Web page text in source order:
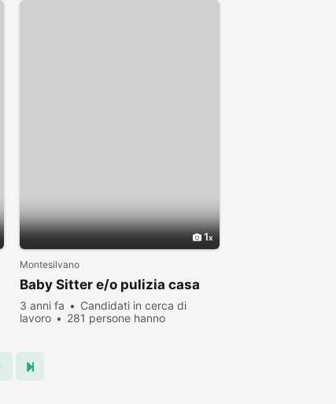
1
Montesilvano
Baby Sitter e/o pulizia casa
3 anni fa
Candidati in cerca di
lavoro
281 persone hanno